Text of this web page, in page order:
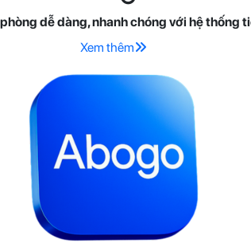
dễ dàng, nhanh chóng với hệ thống
Xem thêm